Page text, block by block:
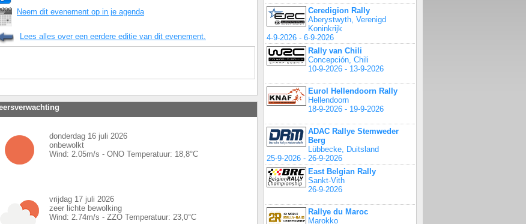
Neem dit evenement op in je agenda
Lees alles over een eerdere editie van dit evenement.
donderdag 16 juli 2026
onbewolkt
Wind: 2.05m/s - ONO Temperatuur: 18,8°C
vrijdag 17 juli 2026
zeer lichte bewolking
Wind: 2.74m/s - ZZO Temperatuur: 23,0°C
Ceredigion Rally
Aberystwyth, Verenigd
Koninkrijk
4-9-2026 - 6-9-2026
Rally van Chili
Concepción, Chili
10-9-2026 - 13-9-2026
Eurol Hellendoorn Rally
Hellendoorn
18-9-2026 - 19-9-2026
ADAC Rallye Stemweder
Berg
Lübbecke, Duitsland
25-9-2026 - 26-9-2026
East Belgian Rally
Sankt-Vith
26-9-2026
Rallye du Maroc
Marokko